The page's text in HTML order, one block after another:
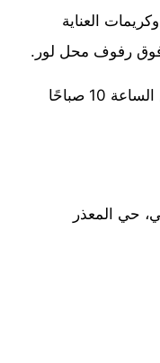
العناية
فوق رفوف محل لور.
: طوال أيام الأسبوع من الساعة 10 صباحًا
حي المعذر